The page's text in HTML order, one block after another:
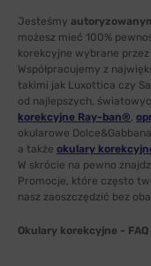
Jesteśmy
możesz mieć 100%
korekcyjne wybrane
Współpracujemy z
takimi jak Luxottica czy
od najlepszych,
korekcyjne Ray-ban®,
okularowe
a także okulary
W skrócie na pewno
Promocje, które często
nasz zaoszczędzić bez
Okulary korekcyjne - FAQ